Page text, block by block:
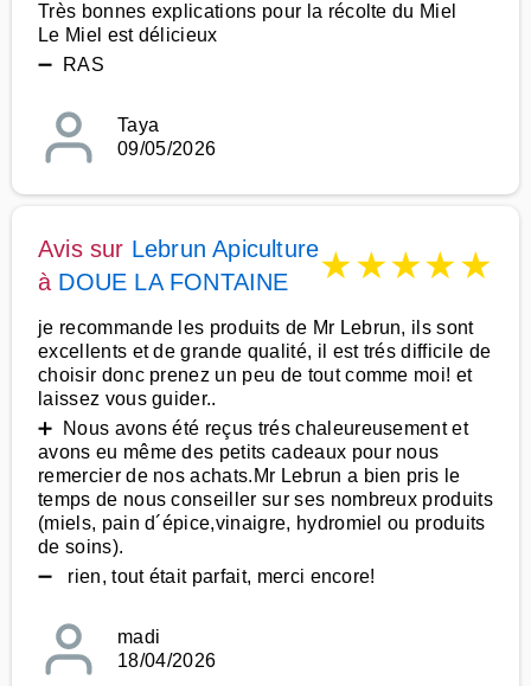
Très bonnes explications pour la récolte du Miel
Le Miel est délicieux
➖ RAS
Taya
09/05/2026
Avis sur Lebrun Apiculture
à DOUE LA FONTAINE ★★★★★
je recommande les produits de Mr Lebrun, ils sont
excellents et de grande qualité, il est trés difficile de
choisir donc prenez un peu de tout comme moi! et
laissez vous guider..
➕ Nous avons été reçus trés chaleureusement et
avons eu même des petits cadeaux pour nous
remercier de nos achats.Mr Lebrun a bien pris le
temps de nous conseiller sur ses nombreux produits
(miels, pain d´épice,vinaigre, hydromiel ou produits
de soins).
➖ rien, tout était parfait, merci encore!
madi
18/04/2026